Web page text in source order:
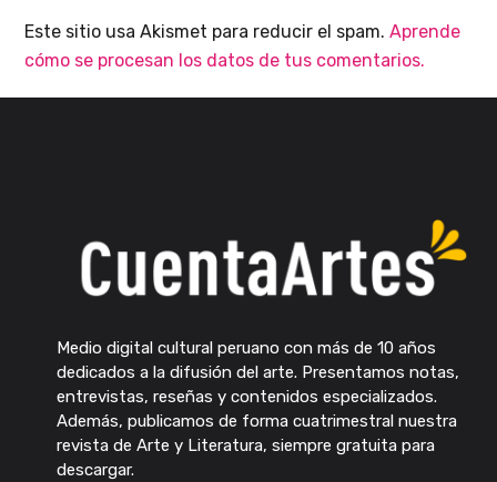
Este sitio usa Akismet para reducir el spam.Aprende
cómo se procesan los datos de tus comentarios.
Medio digital cultural peruano con más de 10 años
dedicados a la difusión del arte. Presentamos notas,
entrevistas, reseñas y contenidos especializados.
Además, publicamos de forma cuatrimestral nuestra
revista de Arte y Literatura, siempre gratuita para
descargar.